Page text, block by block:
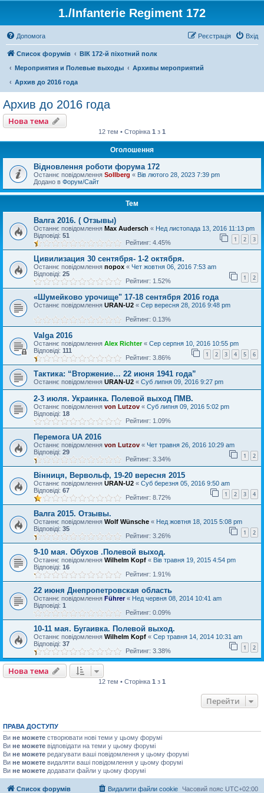
1./Infanterie Regiment 172
Допомога Вхід
Реєстрація
Список форумів
ВІК 172-й піхотний полк
Мероприятия и Полевые выходы
Архивы мероприятий
Архив до 2016 года
Архив до 2016 года
Нова тема
12 тем • Сторінка 1 з 1
Оголошення
Відновлення роботи форума 172
Останнє повідомлення Sollberg « Вів лютого 28, 2023 7:39 pm
Додано в Форум/Сайт
Тем
Валга 2016. ( Отзывы)
Останнє повідомлення Max Audersch « Нед листопада 13, 2016 11:13 pm
Відповіді: 51 1 2 3
Рейтинг: 4.45%
Цивилизация 30 сентября- 1-2 октября.
Останнє повідомлення порох « Чет жовтня 06, 2016 7:53 am
Відповіді: 25 1 2
Рейтинг: 1.52%
«Шумейково урочище" 17-18 сентября 2016 года
Останнє повідомлення URAN-U2 « Сер вересня 28, 2016 9:48 pm
Рейтинг: 0.13%
Valga 2016
Останнє повідомлення Alex Richter« Сер серпня 10, 2016 10:55 pm
Відповіді: 111 1 2 3 4 5 6
Рейтинг: 3.86%
Тактика: “Вторжение… 22 июня 1941 года”
Останнє повідомлення URAN-U2 « Суб липня 09, 2016 9:27 pm
2-3 июля. Украинка. Полевой выход ПМВ.
Останнє повідомлення von Lutzov « Суб липня 09, 2016 5:02 pm
Відповіді: 18
Рейтинг: 1.09%
Перемога UA 2016
Останнє повідомлення von Lutzov « Чет травня 26, 2016 10:29 am
Відповіді: 29 1 2
Рейтинг: 3.34%
Вінниця, Вервольф, 19-20 вересня 2015
Останнє повідомлення URAN-U2 « Суб березня 05, 2016 9:50 am
Відповіді: 67 1 2 3 4
Рейтинг: 8.72%
Валга 2015. Отзывы.
Останнє повідомлення Wolf Wünsche « Нед жовтня 18, 2015 5:08 pm
Відповіді: 35 1 2
Рейтинг: 3.26%
9-10 мая. Обухов .Полевой выход.
Останнє повідомлення Wilhelm Kopf « Вів травня 19, 2015 4:54 pm
Відповіді: 16
Рейтинг: 1.91%
22 июня Днепропетровская область
Останнє повідомлення Führer« Нед червня 08, 2014 10:41 am
Відповіді: 1
Рейтинг: 0.09%
10-11 мая. Бугаивка. Полевой выход.
Останнє повідомлення Wilhelm Kopf « Сер травня 14, 2014 10:31 am
Відповіді: 37 1 2
Рейтинг: 3.38%
Нова тема
12 тем • Сторінка 1 з 1
Перейти
ПРАВА ДОСТУПУ
Ви не можете створювати нові теми у цьому форумі
Ви не можете відповідати на теми у цьому форумі
Ви не можете редагувати ваші повідомлення у цьому форумі
Ви не можете видаляти ваші повідомлення у цьому форумі
Ви не можете додавати файли у цьому форумі
Список форумів Часовий пояс UTC+02:00
Видалити файли cookie